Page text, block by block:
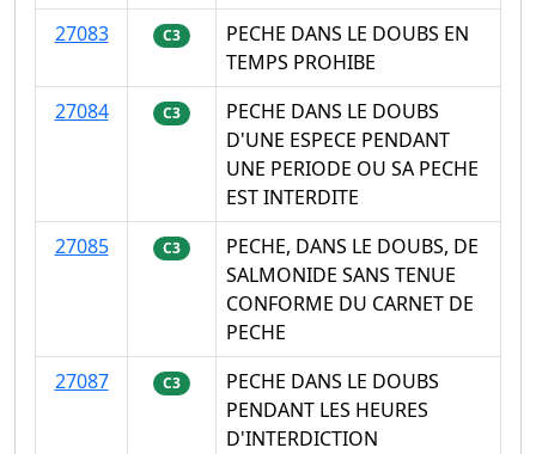
27083
C3
PECHE DANS LE DOUBS EN
TEMPS PROHIBE
27084
C3
PECHE DANS LE DOUBS
D'UNE ESPECE PENDANT
UNE PERIODE OU SA PECHE
EST INTERDITE
27085
C3
PECHE, DANS LE DOUBS, DE
SALMONIDE SANS TENUE
CONFORME DU CARNET DE
PECHE
27087
C3
PECHE DANS LE DOUBS
PENDANT LES HEURES
D'INTERDICTION